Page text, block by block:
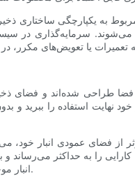
به یکپارچگی ساختاری
سرمایه‌گذاری در
فضا طراحی شده‌اند و فضای
نهایت استفاده را ببرید
از فضای عمودی انبار خود،
را به حداکثر می‌رساند
انبار موجود خود نهایت استفاده را ببرید.